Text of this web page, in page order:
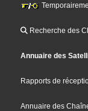
Recherche des
Annuaire des
Rapports de
Annuaire des